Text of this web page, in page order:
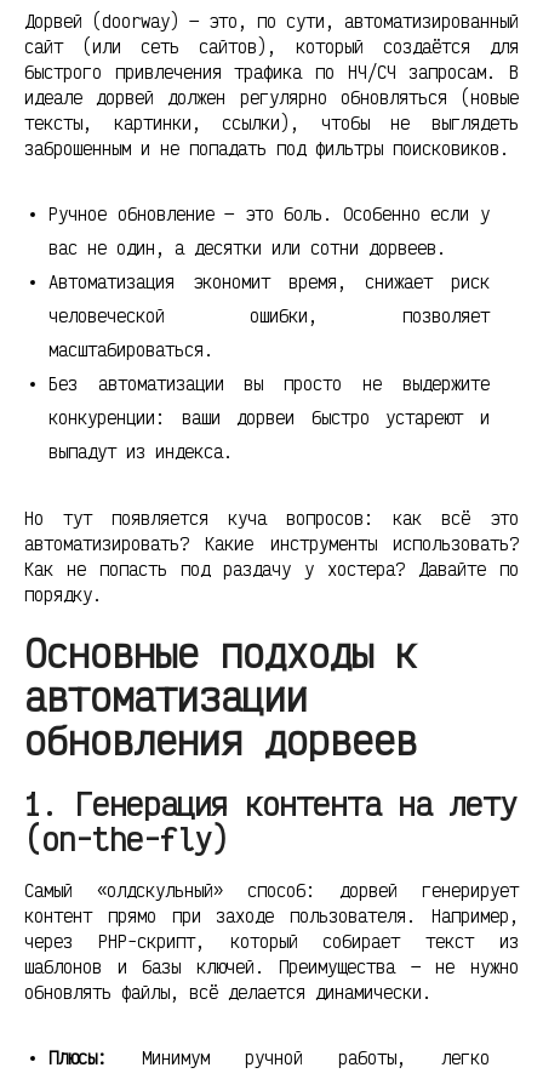
Дорвей (doorway) — это, по сути, автоматизированный
сайт (или сеть сайтов), который создаётся для
быстрого привлечения трафика по НЧ/СЧ запросам. В
идеале дорвей должен регулярно обновляться (новые
тексты, картинки, ссылки), чтобы не выглядеть
заброшенным и не попадать под фильтры поисковиков.
Ручное обновление — это боль. Особенно если у
вас не один, а десятки или сотни дорвеев.
Автоматизация экономит время, снижает риск
человеческой ошибки, позволяет
масштабироваться.
Без автоматизации вы просто не выдержите
конкуренции: ваши дорвеи быстро устареют и
выпадут из индекса.
Но тут появляется куча вопросов: как всё это
автоматизировать? Какие инструменты использовать?
Как не попасть под раздачу у хостера? Давайте по
порядку.
Основные подходы к
автоматизации
обновления дорвеев
1. Генерация контента на лету
(on-the-fly)
Самый «олдскульный» способ: дорвей генерирует
контент прямо при заходе пользователя. Например,
через PHP-скрипт, который собирает текст из
шаблонов и базы ключей. Преимущества — не нужно
обновлять файлы, всё делается динамически.
Плюсы:
Минимум ручной работы, легко